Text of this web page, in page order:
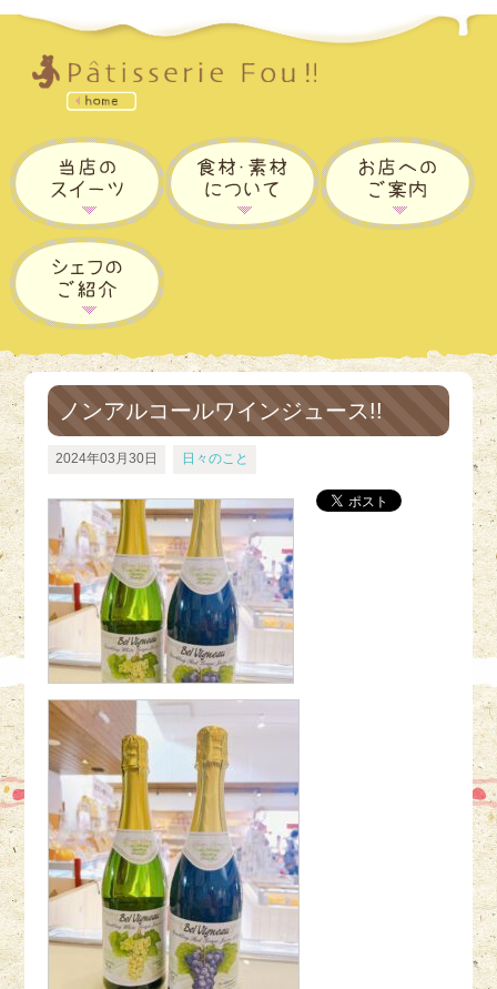
ノンアルコールワインジュース!!
2024年03月30日 日々のこと